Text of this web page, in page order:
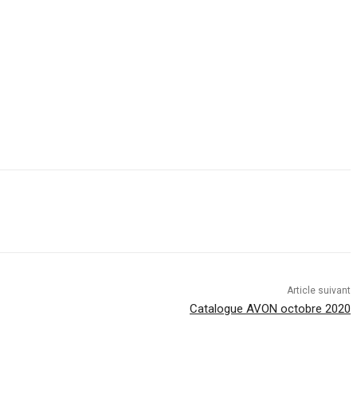
Article suivant
Catalogue AVON octobre 2020